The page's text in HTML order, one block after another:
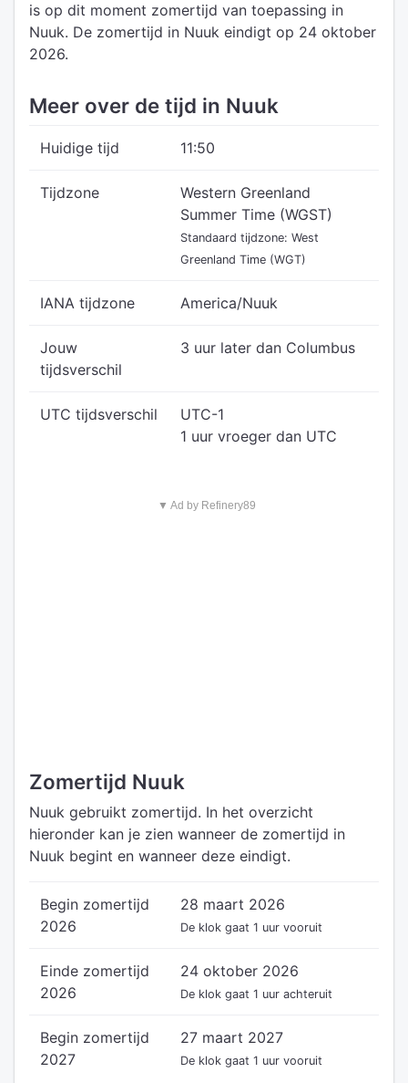
is op dit moment zomertijd van toepassing in
Nuuk. De zomertijd in Nuuk eindigt op 24 oktober
2026.
Meer over de tijd in Nuuk
Huidige tijd 11:50
Tijdzone
Western Greenland
Summer Time (WGST)
Standaard tijdzone: West
Greenland Time (WGT)
IANA tijdzone America/Nuuk
Jouw
tijdsverschil
3 uur later dan Columbus
UTC tijdsverschil
UTC-1
1 uur vroeger dan UTC
▼ Ad by Refinery89
Zomertijd Nuuk
Nuuk gebruikt zomertijd. In het overzicht
hieronder kan je zien wanneer de zomertijd in
Nuuk begint en wanneer deze eindigt.
Begin zomertijd
2026
28 maart 2026
De klok gaat 1 uur vooruit
Einde zomertijd
2026
24 oktober 2026
De klok gaat 1 uur achteruit
Begin zomertijd
2027
27 maart 2027
De klok gaat 1 uur vooruit